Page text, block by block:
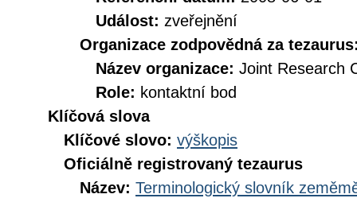
Událost: zveřejnění
Organizace zodpovědná za
Název organizace: Joint Research
Role: kontaktní bod
Klíčová slova
Klíčové slovo: výškopis
Oficiálně registrovaný tezaurus
Název: Terminologický slovník